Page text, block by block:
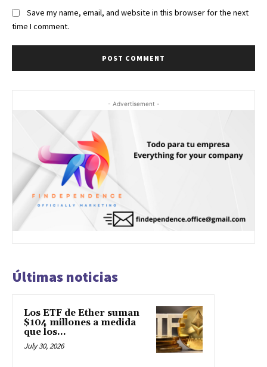
Save my name, email, and website in this browser for the next
time I comment.
- Advertisement -
Últimas noticias
Los ETF de Ether suman
$104 millones a medida
que los...
July 30, 2026